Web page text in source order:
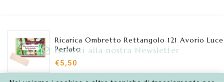
Ricarica Ombretto Rettangolo 121 Avorio Luce
Perlato
€5,50
Iscriviti alla nostra Newsletter